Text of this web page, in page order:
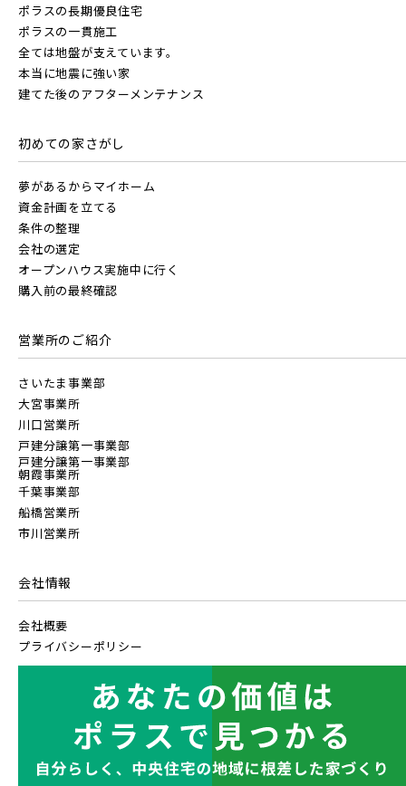
JR東北本線 [宇都宮線]
JR高崎線
JR武蔵野線
JR常磐線 [各駅停車]
JR常磐線 [快速]
JR常磐線 [上野～仙台]
JR中央・総武線 [各駅停車]
JR京葉線
JR成田線 [我孫子～成田]
JR中央線
【予告広告】リーズン青砥 アイ・ラウンジ
【予告広告】◆京成本線・京成押上線「青砥」駅徒歩8分の駅
近プロジェクト始動!!◆京成押上線「京成立石」駅徒歩10分◆
京成本線「お花茶屋」駅徒歩15分〈モデルハ...
地図内の物件アイコンを
クリックすると
物件概要が表示されます
地図にあるご希望の物件アイコンをクリックすると
見学OK
駅から10分以内
画像
キッチン
こだわり条件
指定なし
販売開始前の物件
千葉県市川市
埼玉県川越市 埼玉県川口市
JR京浜東北線
JR埼京線
JR川越線
JR東北本線 [宇都宮線]
JR高崎線
JR武蔵野線
JR常磐線 [各駅停車]
JR常磐線 [快速]
JR中央・総武線 [各駅停車]
JR総武線 [快速]
JR京葉線
見学OK
【予告広告】リーズン青砥 アイ・ラウンジ
近プロジェクト始動!!◆京成押上線「京成立石」駅徒歩10分◆
地図内の物件アイコンを
クリックすると
このカコミに
物件概要が表示されます
地図にあるご希望の物件アイコンをクリックすると
見学OK
見学不可
すぐに入居可能
地域
すべて
画像
すべて
キッチン
こだわり条件
指定なし
販売開始前の物件
千葉県船橋市 千葉県流山市
ポラスの長期優良住宅
ポラスの一貫施工
全ては地盤が支えています。
本当に地震に強い家
建てた後のアフターメンテナンス
初めての家さがし
夢があるからマイホーム
資金計画を立てる
条件の整理
会社の選定
オープンハウス実施中に行く
購入前の最終確認
営業所のご紹介
さいたま事業部
大宮事業所
川口営業所
戸建分譲第一事業部
戸建分譲第一事業部
朝霞事業所
千葉事業部
船橋営業所
市川営業所
会社情報
会社概要
プライバシーポリシー